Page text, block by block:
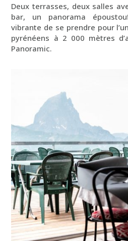
Deux terrasses, deux salles
bar, un panorama
vibrante de se prendre pour
pyrénéens à 2 000 mètres
Panoramic.